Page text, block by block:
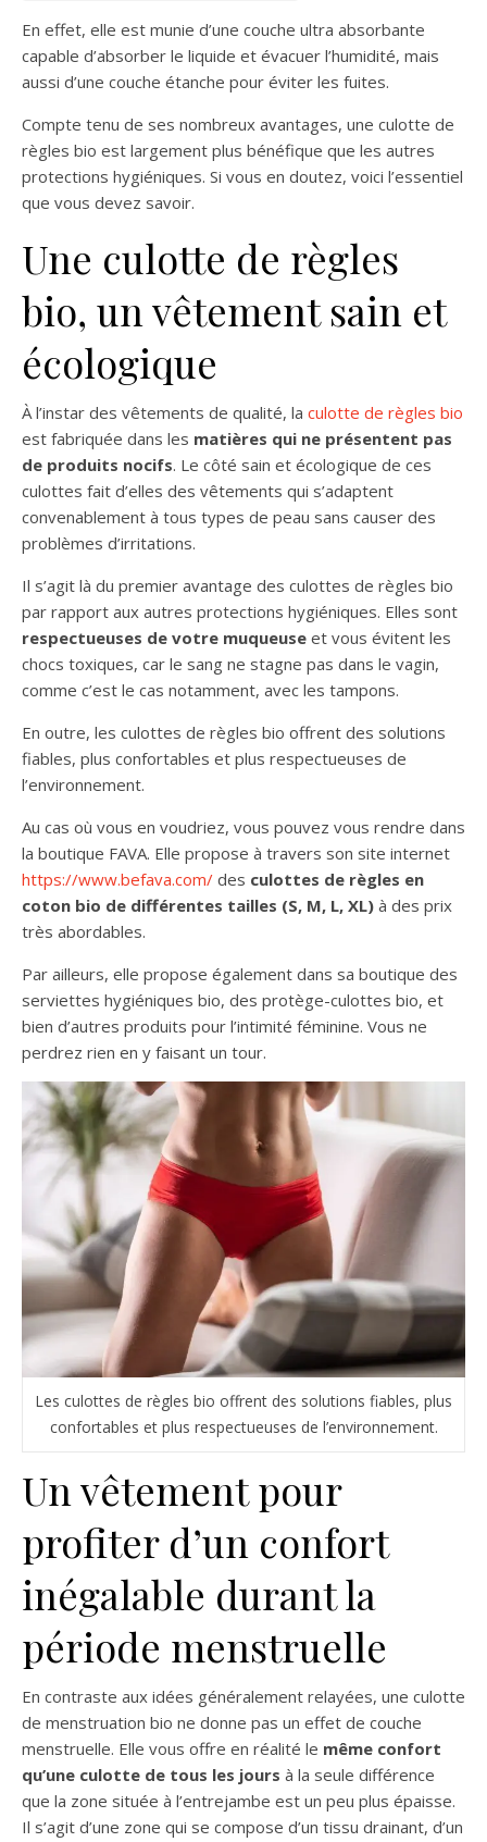
En effet, elle est munie d’une couche ultra absorbante
capable d’absorber le liquide et évacuer l’humidité, mais
aussi d’une couche étanche pour éviter les fuites.
Compte tenu de ses nombreux avantages, une culotte de
règles bio est largement plus bénéfique que les autres
protections hygiéniques. Si vous en doutez, voici l’essentiel
que vous devez savoir.
Une culotte de règles
bio, un vêtement sain et
écologique
À l’instar des vêtements de qualité, la culotte de règles bio
est fabriquée dans les matières qui ne présentent pas
de produits nocifs. Le côté sain et écologique de ces
culottes fait d’elles des vêtements qui s’adaptent
convenablement à tous types de peau sans causer des
problèmes d’irritations.
Il s’agit là du premier avantage des culottes de règles bio
par rapport aux autres protections hygiéniques. Elles sont
respectueuses de votre muqueuse et vous évitent les
chocs toxiques, car le sang ne stagne pas dans le vagin,
comme c’est le cas notamment, avec les tampons.
En outre, les culottes de règles bio offrent des solutions
fiables, plus confortables et plus respectueuses de
l’environnement.
Au cas où vous en voudriez, vous pouvez vous rendre dans
la boutique FAVA. Elle propose à travers son site internet
https://www.befava.com/ des culottes de règles en
coton bio de différentes tailles (S, M, L, XL) à des prix
très abordables.
Par ailleurs, elle propose également dans sa boutique des
serviettes hygiéniques bio, des protège-culottes bio, et
bien d’autres produits pour l’intimité féminine. Vous ne
perdrez rien en y faisant un tour.
Les culottes de règles bio offrent des solutions fiables, plus
confortables et plus respectueuses de l’environnement.
Un vêtement pour
profiter d’un confort
inégalable durant la
période menstruelle
En contraste aux idées généralement relayées, une culotte
de menstruation bio ne donne pas un effet de couche
menstruelle. Elle vous offre en réalité le même confort
qu’une culotte de tous les jours à la seule différence
que la zone située à l’entrejambe est un peu plus épaisse.
Il s’agit d’une zone qui se compose d’un tissu drainant, d’un